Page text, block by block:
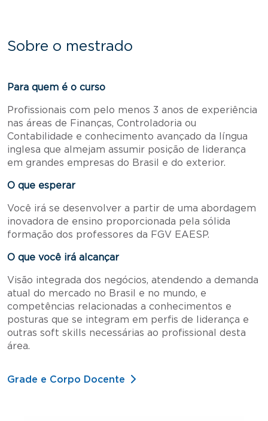
Sobre o mestrado
Para quem é o curso
Profissionais com pelo menos 3 anos de experiência
nas áreas de Finanças, Controladoria ou
Contabilidade e conhecimento avançado da língua
inglesa que almejam assumir posição de liderança
em grandes empresas do Brasil e do exterior.
O que esperar
Você irá se desenvolver a partir de uma abordagem
inovadora de ensino proporcionada pela sólida
formação dos professores da FGV EAESP.
O que você irá alcançar
Visão integrada dos negócios, atendendo a demanda
atual do mercado no Brasil e no mundo, e
competências relacionadas a conhecimentos e
posturas que se integram em perfis de liderança e
outras soft skills necessárias ao profissional desta
área.
Grade e Corpo Docente